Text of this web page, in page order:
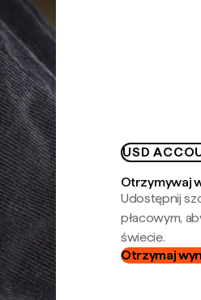
USD
Otrzymywaj
Udostępnij
płacowym,
świecie.
Otrzymaj